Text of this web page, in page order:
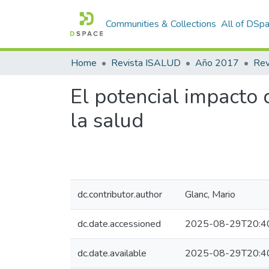
Communities & Collections All of
Home Revista ISALUD Año 2017
El potencial impacto
la salud
dc.contributor.author Glanc, Mario
dc.date.accessioned 2025-08-
dc.date.available 2025-08-